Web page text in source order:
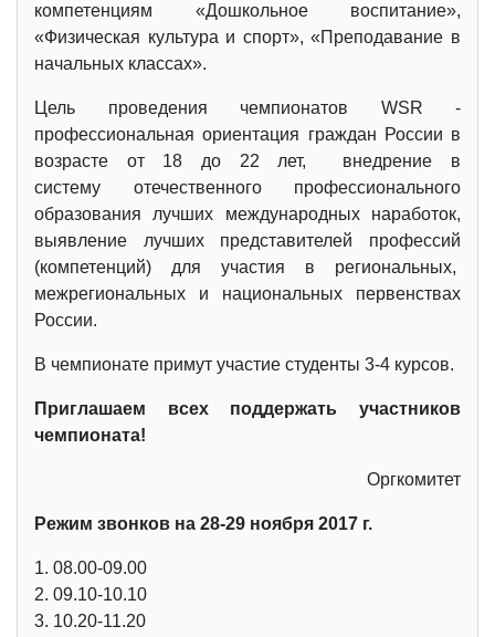
компетенциям «Дошкольное воспитание»,
«Физическая культура и спорт», «Преподавание в
начальных классах».
Цель проведения чемпионатов WSR -
профессиональная ориентация граждан России в
возрасте от 18 до 22 лет, внедрение в
систему отечественного профессионального
образования лучших международных наработок,
выявление лучших представителей профессий
(компетенций) для участия в региональных,
межрегиональных и национальных первенствах
России.
В чемпионате примут участие студенты 3-4 курсов.
Приглашаем всех поддержать участников
чемпионата!
Оргкомитет
Режим звонков на 28-29 ноября 2017 г.
1. 08.00-09.00
2. 09.10-10.10
3. 10.20-11.20